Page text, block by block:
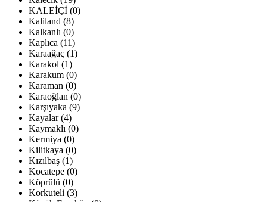
KALEİÇİ (0)
Kaliland (8)
Kalkanlı (0)
Kaplıca (11)
Karaağaç (1)
Karakol (1)
Karakum (0)
Karaman (0)
Karaoğlan (0)
Karşıyaka (9)
Kayalar (4)
Kaymaklı (0)
Kermiya (0)
Kilitkaya (0)
Kızılbaş (1)
Kocatepe (0)
Köprülü (0)
Korkuteli (3)